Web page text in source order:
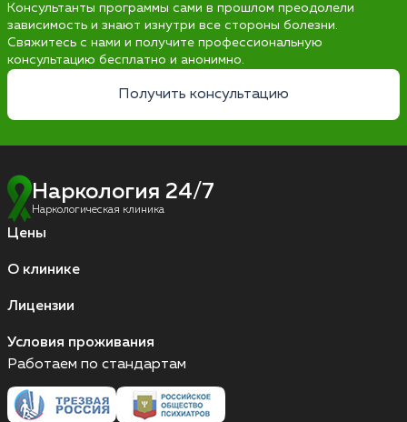
Консультанты программы сами в прошлом преодолели
зависимость и знают изнутри все стороны болезни.
Свяжитесь с нами и получите профессиональную
консультацию бесплатно и анонимно.
Получить консультацию
Наркология 24/7
Наркологическая клиника
Цены
О клинике
Лицензии
Условия проживания
Работаем по стандартам